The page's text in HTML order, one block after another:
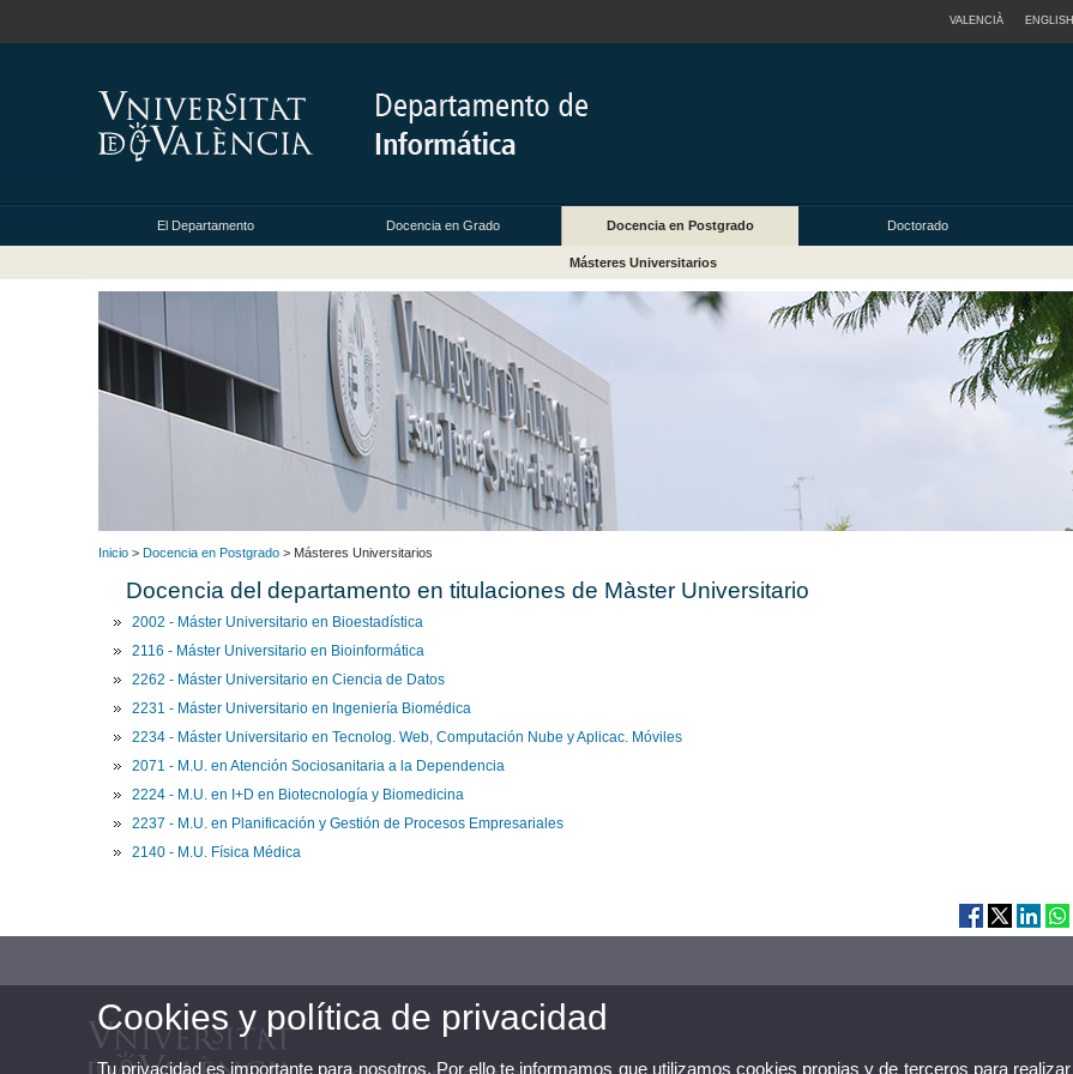
VALENCIÀ ENGLISH
El Departamento Docencia en Grado Docencia en Postgrado Doctorado
Másteres Universitarios
Inicio > Docencia en Postgrado > Másteres Universitarios
Docencia del departamento en titulaciones de Màster Universitario
2002 - Máster Universitario en Bioestadística
2116 - Máster Universitario en Bioinformática
2262 - Máster Universitario en Ciencia de Datos
2231 - Máster Universitario en Ingeniería Biomédica
2234 - Máster Universitario en Tecnolog. Web, Computación Nube y Aplicac. Móviles
2071 - M.U. en Atención Sociosanitaria a la Dependencia
2224 - M.U. en I+D en Biotecnología y Biomedicina
2237 - M.U. en Planificación y Gestión de Procesos Empresariales
2140 - M.U. Física Médica
Cookies y política de privacidad
Tu privacidad es importante para nosotros. Por ello te informamos que utilizamos cookies propias y de terceros para realizar